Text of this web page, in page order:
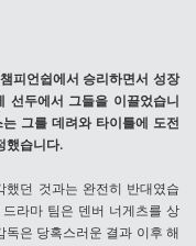
피언쉽에서 승리하면서 성장
선두에서 그들을 이끌었습니
그를 데려와 타이틀에 도전
했습니다.
했던 것과는 완전히 반대였습
라마 팀은 덴버 너게츠를 상
은 당혹스러운 결과 이후 해